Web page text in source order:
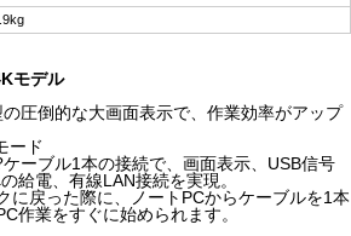
モデル
圧倒的な大画面表示で、作業効率がアップ
ード
ーブル1本の接続で、画面表示、USB信号
給電、有線LAN接続を実現。
に戻った際に、ノートPCからケーブルを1本
作業をすぐに始められます。